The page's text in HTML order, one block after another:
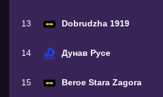
13 Dobrudzha 1919
14 Дунав Русе
15 Beroe Stara Zagora